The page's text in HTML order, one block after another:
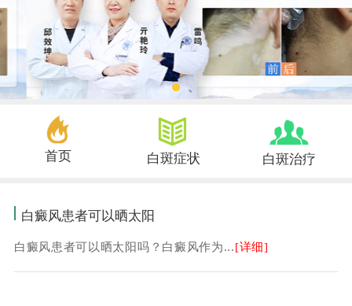
首页 白斑症状 白斑治疗
白癜风患者可以晒太阳
白癜风患者可以晒太阳吗？白癜风作为...[详细]